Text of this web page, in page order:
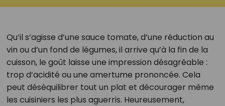
Qu’il s’agisse d’une sauce tomate, d’une réduction au
vin ou d’un fond de légumes, il arrive qu’à la fin de la
cuisson, le goût laisse une impression désagréable :
trop d’acidité ou une amertume prononcée. Cela
peut déséquilibrer tout un plat et décourager même
les cuisiniers les plus aguerris. Heureusement,